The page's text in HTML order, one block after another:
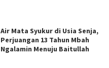
Air Mata Syukur di Usia Senja,
Perjuangan 13 Tahun Mbah
Ngalamin Menuju Baitullah